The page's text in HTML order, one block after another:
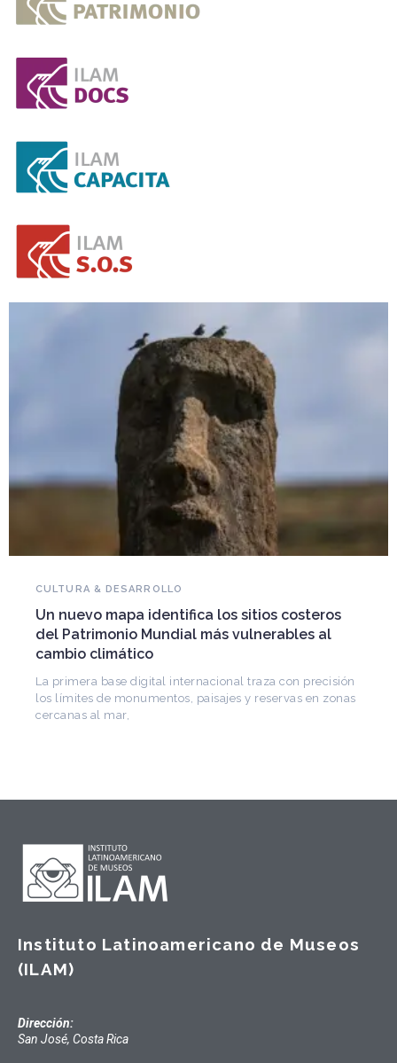
Falleció Ramón Gutiérrez, guardián del
patrimonio iberoamericano
Arquitecto, historiador e Investigador Superior del
CONICET, fundó el CEDODAL e impulsó los Seminarios
de Arquitectura Latinoamericana. Publicó más de
Instituto Latinoamericano de Museos
(ILAM)
Dirección:
San José, Costa Rica